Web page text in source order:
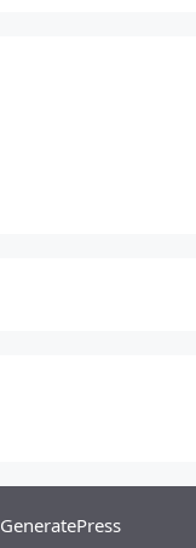
GeneratePress